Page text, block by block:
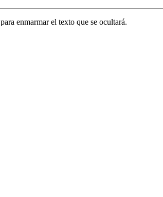
para enmarmar el texto que se ocultará.